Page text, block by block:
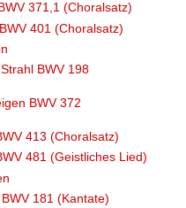
371,1 (Choralsatz)
401 (Choralsatz)
BWV 198
BWV 372
413 (Choralsatz)
481 (Geistliches Lied)
181 (Kantate)